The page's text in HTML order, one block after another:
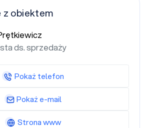
z obiektem
ds. sprzedaży
Pokaż telefon
Pokaż e-mail
Strona www